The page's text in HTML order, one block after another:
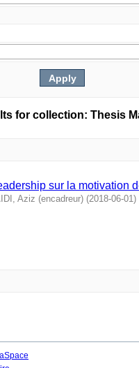
sur la motivation
Aziz (encadreur) (2018-06-01)